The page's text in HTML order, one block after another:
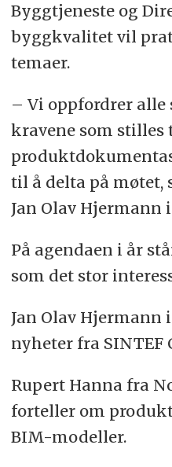
Byggtjeneste og
byggkvalitet vil
temaer.
– Vi oppfordrer alle
kravene som stilles
til å delta på møtet,
Jan Olav Hjermann
På agendaen i år
som det stor
Jan Olav Hjermann
nyheter fra SINTEF
Rupert Hanna fra
forteller om
BIM-modeller.